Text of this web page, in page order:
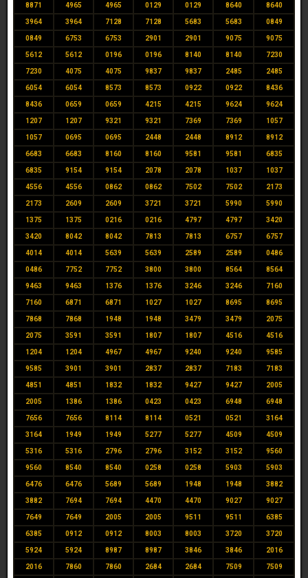
8871 4965 4965 0129 0129 8640 8640
3964 3964 7128 7128 5683 5683 0849
0849 6753 6753 2901 2901 9075 9075
5612 5612 0196 0196 8140 8140 7230
7230 4075 4075 9837 9837 2485 2485
6054 6054 8573 8573 0922 0922 8436
8436 0659 0659 4215 4215 9624 9624
1207 1207 9321 9321 7369 7369 1057
1057 0695 0695 2448 2448 8912 8912
6683 6683 8160 8160 9581 9581 6835
6835 9154 9154 2078 2078 1037 1037
4556 4556 0862 0862 7502 7502 2173
2173 2609 2609 3721 3721 5990 5990
1375 1375 0216 0216 4797 4797 3420
3420 8042 8042 7813 7813 6757 6757
4014 4014 5639 5639 2589 2589 0486
0486 7752 7752 3800 3800 8564 8564
9463 9463 1376 1376 3246 3246 7160
7160 6871 6871 1027 1027 8695 8695
7868 7868 1948 1948 3479 3479 2075
2075 3591 3591 1807 1807 4516 4516
1204 1204 4967 4967 9240 9240 9585
9585 3901 3901 2837 2837 7183 7183
4851 4851 1832 1832 9427 9427 2005
2005 1386 1386 0423 0423 6948 6948
7656 7656 8114 8114 0521 0521 3164
3164 1949 1949 5277 5277 4509 4509
5316 5316 2796 2796 3152 3152 9560
9560 8540 8540 0258 0258 5903 5903
6476 6476 5689 5689 1948 1948 3882
3882 7694 7694 4470 4470 9027 9027
7649 7649 2005 2005 9511 9511 6385
6385 0912 0912 8003 8003 3720 3720
5924 5924 8987 8987 3846 3846 2016
2016 7860 7860 2684 2684 7509 7509